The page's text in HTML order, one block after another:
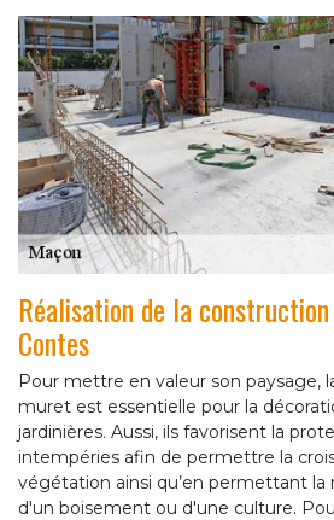
Réalisation de la construction
Contes
Pour mettre en valeur son paysage,
muret est essentielle pour la
jardinières. Aussi, ils favorisent la
intempéries afin de permettre la
végétation ainsi qu’en permettant la
d'un boisement ou d'une culture.